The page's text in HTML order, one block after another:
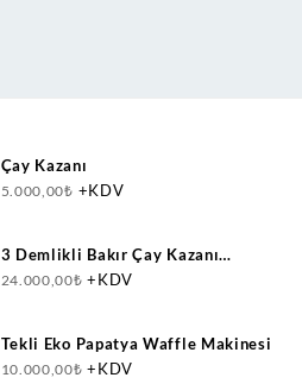
Çay Kazanı
5.000,00₺ +KDV
3 Demlikli Bakır Çay Kazanı
Doğalgazlı(CNG)+Elektrikli Ce
24.000,00₺ +KDV
Tekli Eko Papatya Waffle Makinesi
10.000,00₺ +KDV